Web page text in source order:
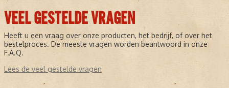
VEEL GESTELDE VRAGEN
Heeft u een vraag over onze producten, het bedrijf, of over het
bestelproces. De meeste vragen worden beantwoord in onze
F.A.Q.
Lees de veel gestelde vragen